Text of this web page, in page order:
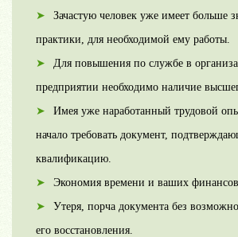
Зачастую человек уже имеет больше
практики, для необходимой ему работы.
Для повышения по службе в
предприятии необходимо наличие
Имея уже наработанный трудовой
начало требовать документ,
квалификацию.
Экономия времени и ваших
Утеря, порча документа без
его восстановления.